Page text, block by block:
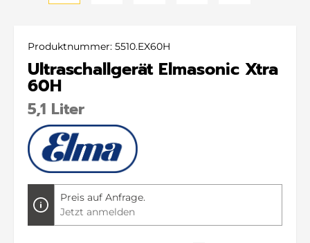
Produktnummer: 5510.EX60H
Ultraschallgerät Elmasonic Xtra
60H
5,1 Liter
Preis auf Anfrage.
Jetzt anmelden